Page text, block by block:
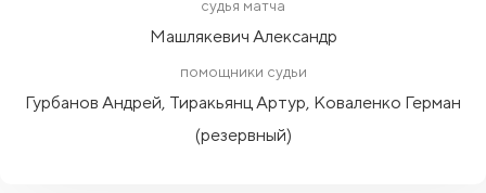
судья матча
Машлякевич Александр
помощники судьи
Гурбанов Андрей, Тиракьянц Артур, Коваленко Герман
(резервный)